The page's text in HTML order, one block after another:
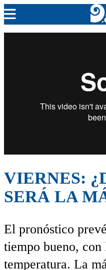
EN VIVO
VIERNES:
SERÁ LA
El pronóstico
tiempo bueno, con
temperatura. La